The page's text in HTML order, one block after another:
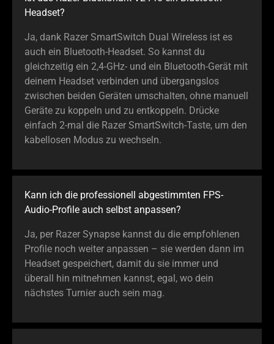
Headset?
Ja, dank Razer SmartSwitch Dual Wireless ist es
auch ein Bluetooth-Headset. So kannst du
gleichzeitig ein 2,4-GHz- und ein Bluetooth-Gerät mit
deinem Headset verbinden und übergangslos
zwischen beiden Geräten umschalten, ohne manuell
Geräte zu koppeln und zu entkoppeln. Drücke
einfach 2-mal die Razer SmartSwitch-Taste, um den
kabellosen Modus zu wechseln.
Kann ich die professionell abgestimmten FPS-
Audio-Profile auch selbst anpassen?
Ja, per Razer Synapse kannst du die empfohlenen
Profile noch weiter anpassen – sie werden dann im
Headset gespeichert, damit du sie immer und
überall hin mitnehmen kannst, egal, wo dein
nächstes Turnier auch sein mag.